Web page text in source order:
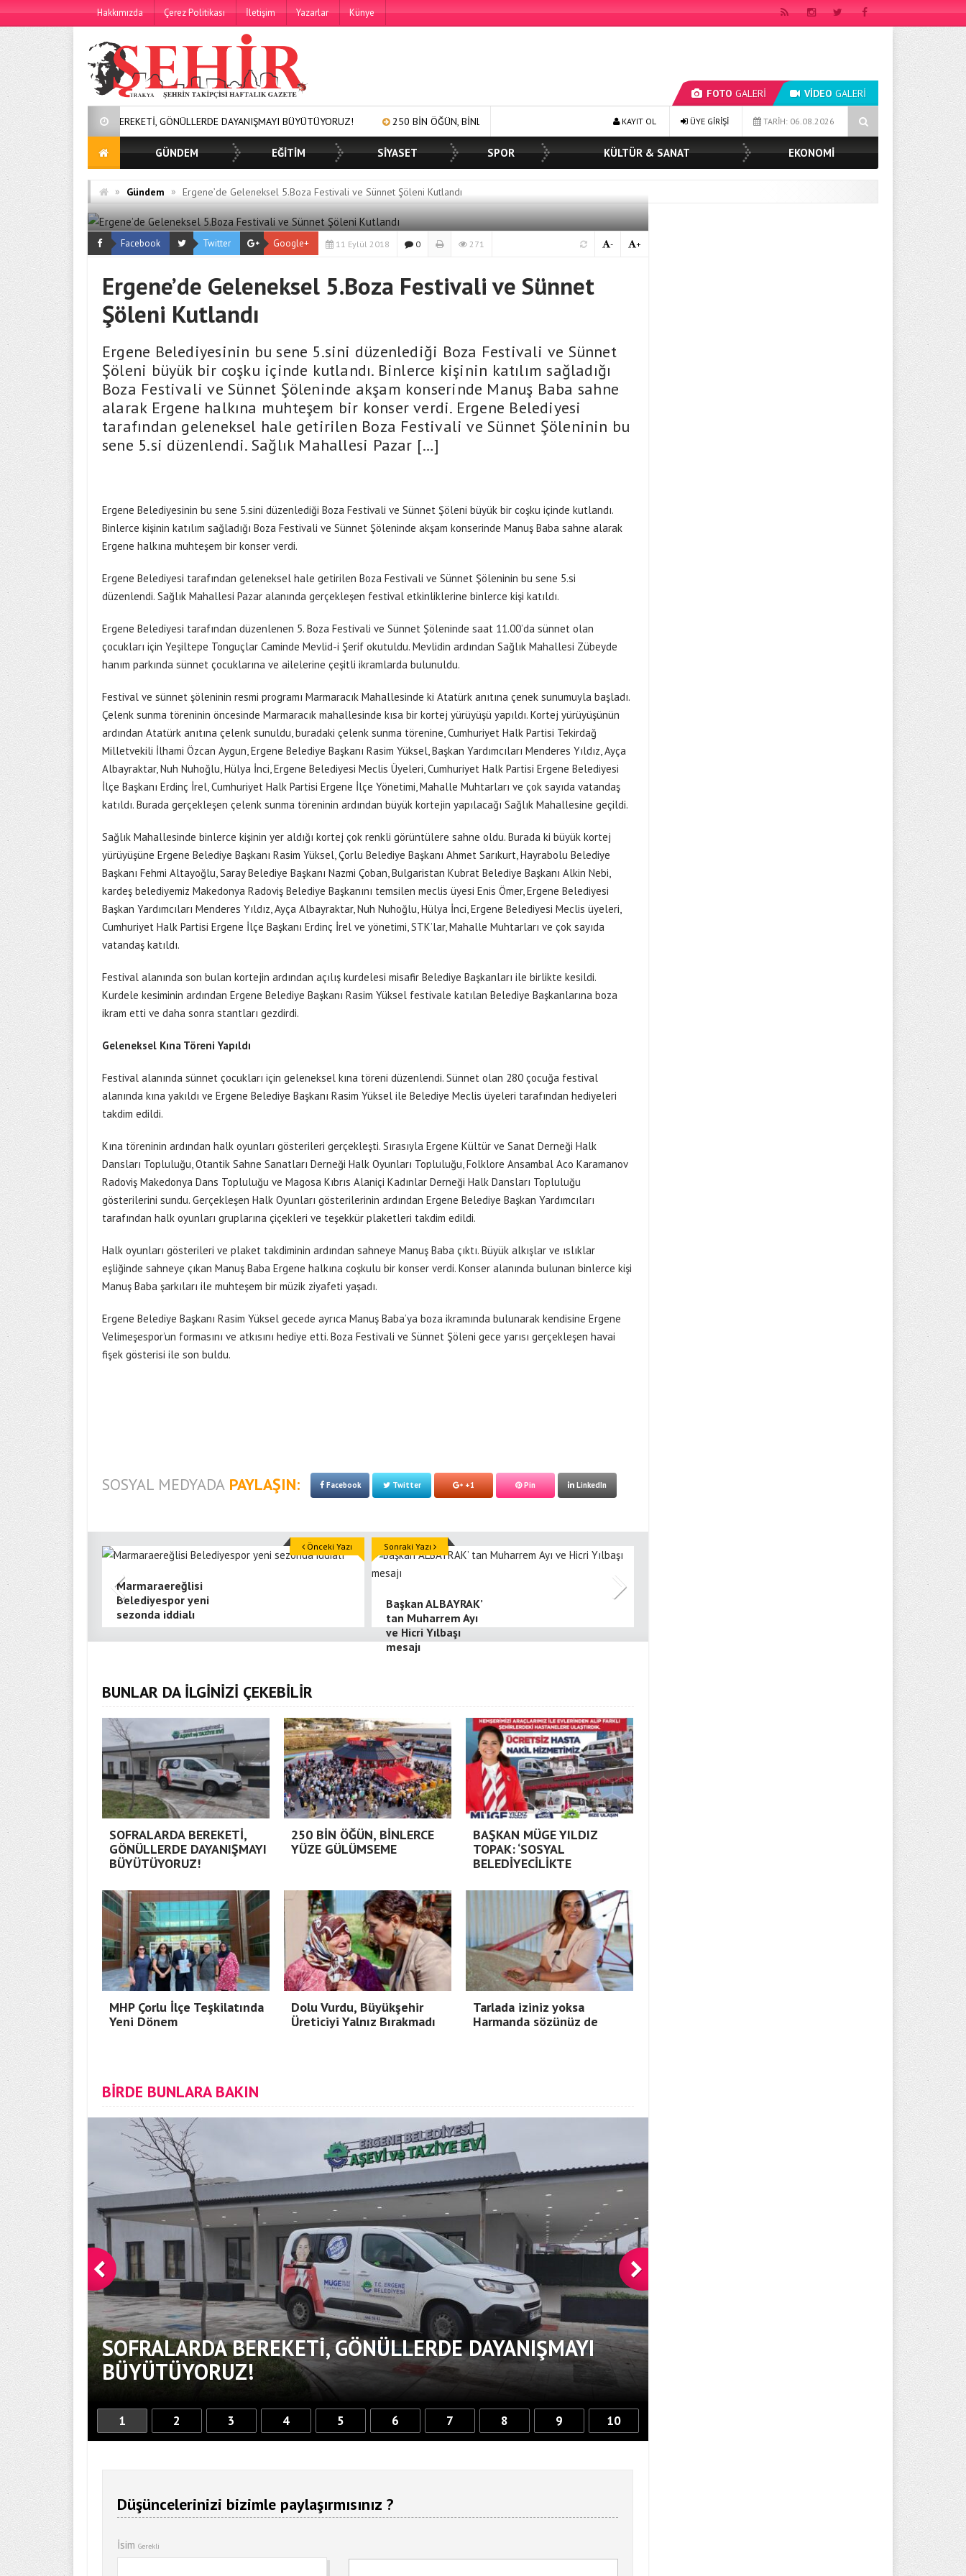
Hakkımızda Çerez Politikası İletişim Yazarlar Künye
FOTO GALERİ VİDEO GALERİ
BEREKETİ, GÖNÜLLERDE DAYANIŞMAYI BÜYÜTÜYORUZ! 250 BİN ÖĞÜN, BİNLERCE YÜZE GÜLÜMSEME BAŞKAN MÜGE YILDIZ TOPAK: ‘SOSYAL BELEDİYECİLİKTE HİÇBİR HEMŞERİMİZİ YALNIZ
TARİH: 06.08.2026
ÜYE GİRİŞİ
KAYIT OL
GÜNDEM EĞİTİM SİYASET SPOR KÜLTÜR & SANAT EKONOMİ
» Gündem » Ergene’de Geleneksel 5.Boza Festivali ve Sünnet Şöleni Kutlandı
Facebook Twitter Google+ 11 Eylül 2018 0 271 +
-
Ergene’de Geleneksel 5.Boza Festivali ve Sünnet
Şöleni Kutlandı
Ergene Belediyesinin bu sene 5.sini düzenlediği Boza Festivali ve Sünnet
Şöleni büyük bir coşku içinde kutlandı. Binlerce kişinin katılım sağladığı
Boza Festivali ve Sünnet Şöleninde akşam konserinde Manuş Baba sahne
alarak Ergene halkına muhteşem bir konser verdi. Ergene Belediyesi
tarafından geleneksel hale getirilen Boza Festivali ve Sünnet Şöleninin bu
sene 5.si düzenlendi. Sağlık Mahallesi Pazar […]
Ergene Belediyesinin bu sene 5.sini düzenlediği Boza Festivali ve Sünnet Şöleni büyük bir coşku içinde kutlandı.
Binlerce kişinin katılım sağladığı Boza Festivali ve Sünnet Şöleninde akşam konserinde Manuş Baba sahne alarak
Ergene halkına muhteşem bir konser verdi.
Ergene Belediyesi tarafından geleneksel hale getirilen Boza Festivali ve Sünnet Şöleninin bu sene 5.si
düzenlendi. Sağlık Mahallesi Pazar alanında gerçekleşen festival etkinliklerine binlerce kişi katıldı.
Ergene Belediyesi tarafından düzenlenen 5. Boza Festivali ve Sünnet Şöleninde saat 11.00’da sünnet olan
çocukları için Yeşiltepe Tonguçlar Caminde Mevlid-i Şerif okutuldu. Mevlidin ardından Sağlık Mahallesi Zübeyde
hanım parkında sünnet çocuklarına ve ailelerine çeşitli ikramlarda bulunuldu.
Festival ve sünnet şöleninin resmi programı Marmaracık Mahallesinde ki Atatürk anıtına çenek sunumuyla başladı.
Çelenk sunma töreninin öncesinde Marmaracık mahallesinde kısa bir kortej yürüyüşü yapıldı. Kortej yürüyüşünün
ardından Atatürk anıtına çelenk sunuldu, buradaki çelenk sunma törenine, Cumhuriyet Halk Partisi Tekirdağ
Milletvekili İlhami Özcan Aygun, Ergene Belediye Başkanı Rasim Yüksel, Başkan Yardımcıları Menderes Yıldız, Ayça
Albayraktar, Nuh Nuhoğlu, Hülya İnci, Ergene Belediyesi Meclis Üyeleri, Cumhuriyet Halk Partisi Ergene Belediyesi
İlçe Başkanı Erdinç İrel, Cumhuriyet Halk Partisi Ergene İlçe Yönetimi, Mahalle Muhtarları ve çok sayıda vatandaş
katıldı. Burada gerçekleşen çelenk sunma töreninin ardından büyük kortejin yapılacağı Sağlık Mahallesine geçildi.
Sağlık Mahallesinde binlerce kişinin yer aldığı kortej çok renkli görüntülere sahne oldu. Burada ki büyük kortej
yürüyüşüne Ergene Belediye Başkanı Rasim Yüksel, Çorlu Belediye Başkanı Ahmet Sarıkurt, Hayrabolu Belediye
Başkanı Fehmi Altayoğlu, Saray Belediye Başkanı Nazmi Çoban, Bulgaristan Kubrat Belediye Başkanı Alkin Nebi,
kardeş belediyemiz Makedonya Radoviş Belediye Başkanını temsilen meclis üyesi Enis Ömer, Ergene Belediyesi
Başkan Yardımcıları Menderes Yıldız, Ayça Albayraktar, Nuh Nuhoğlu, Hülya İnci, Ergene Belediyesi Meclis üyeleri,
Cumhuriyet Halk Partisi Ergene İlçe Başkanı Erdinç İrel ve yönetimi, STK’lar, Mahalle Muhtarları ve çok sayıda
vatandaş katıldı.
Festival alanında son bulan kortejin ardından açılış kurdelesi misafir Belediye Başkanları ile birlikte kesildi.
Kurdele kesiminin ardından Ergene Belediye Başkanı Rasim Yüksel festivale katılan Belediye Başkanlarına boza
ikram etti ve daha sonra stantları gezdirdi.
Geleneksel Kına Töreni Yapıldı
Festival alanında sünnet çocukları için geleneksel kına töreni düzenlendi. Sünnet olan 280 çocuğa festival
alanında kına yakıldı ve Ergene Belediye Başkanı Rasim Yüksel ile Belediye Meclis üyeleri tarafından hediyeleri
takdim edildi.
Kına töreninin ardından halk oyunları gösterileri gerçekleşti. Sırasıyla Ergene Kültür ve Sanat Derneği Halk
Dansları Topluluğu, Otantik Sahne Sanatları Derneği Halk Oyunları Topluluğu, Folklore Ansambal Aco Karamanov
Radoviş Makedonya Dans Topluluğu ve Magosa Kıbrıs Alaniçi Kadınlar Derneği Halk Dansları Topluluğu
gösterilerini sundu. Gerçekleşen Halk Oyunları gösterilerinin ardından Ergene Belediye Başkan Yardımcıları
tarafından halk oyunları gruplarına çiçekleri ve teşekkür plaketleri takdim edildi.
Halk oyunları gösterileri ve plaket takdiminin ardından sahneye Manuş Baba çıktı. Büyük alkışlar ve ıslıklar
eşliğinde sahneye çıkan Manuş Baba Ergene halkına coşkulu bir konser verdi. Konser alanında bulunan binlerce kişi
Manuş Baba şarkıları ile muhteşem bir müzik ziyafeti yaşadı.
Ergene Belediye Başkanı Rasim Yüksel gecede ayrıca Manuş Baba’ya boza ikramında bulunarak kendisine Ergene
Velimeşespor’un formasını ve atkısını hediye etti. Boza Festivali ve Sünnet Şöleni gece yarısı gerçekleşen havai
fişek gösterisi ile son buldu.
SOSYAL MEDYADA PAYLAŞIN: Facebook Twitter +1 Pin LinkedIn
Marmaraereğlisi
Belediyespor yeni
sezonda iddialı
Önceki Yazı
Başkan ALBAYRAK’
tan Muharrem Ayı
ve Hicri Yılbaşı
mesajı
Sonraki Yazı
BUNLAR DA İLGİNİZİ ÇEKEBİLİR
SOFRALARDA BEREKETİ,
GÖNÜLLERDE DAYANIŞMAYI
BÜYÜTÜYORUZ!
250 BİN ÖĞÜN, BİNLERCE
YÜZE GÜLÜMSEME
BAŞKAN MÜGE YILDIZ
TOPAK: ‘SOSYAL
BELEDİYECİLİKTE
MHP Çorlu İlçe Teşkilatında
Yeni Dönem
Dolu Vurdu, Büyükşehir
Üreticiyi Yalnız Bırakmadı
Tarlada iziniz yoksa
Harmanda sözünüz de
BİRDE BUNLARA BAKIN
SOFRALARDA BEREKETİ, GÖNÜLLERDE DAYANIŞMAYI
BÜYÜTÜYORUZ!
250 BİN ÖĞÜN, BİNLERCE
1 2 3 4 5 6 7 8 9 10
Düşüncelerinizi bizimle paylaşırmısınız ?
İsim Gerekli